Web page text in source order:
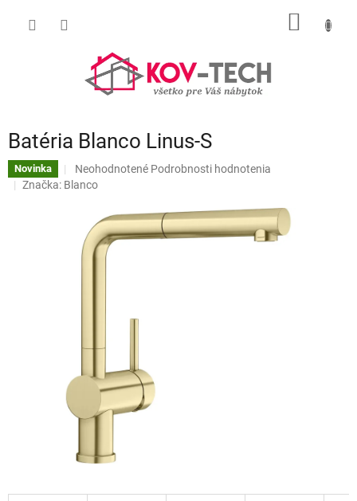
Batéria Blanco Linus-S
Novinka
Priemerné
hodnotenie
Neohodnotené Podrobnosti hodnotenia
Značka: Blanco